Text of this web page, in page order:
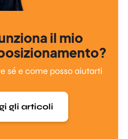
il mio
sé e come posso aiutarti
gli articoli